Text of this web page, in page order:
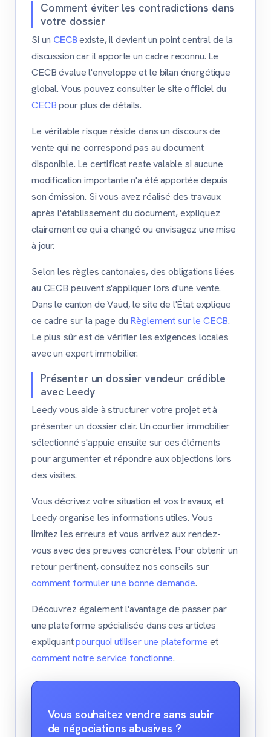
Comment éviter les contradictions dans
votre dossier
Si un CECBexiste, il devient un point central de la
discussion car il apporte un cadre reconnu. Le
CECB évalue l'enveloppe et le bilan énergétique
global. Vous pouvez consulter le site officiel du
CECBpour plus de détails.
Le véritable risque réside dans un discours de
vente qui ne correspond pas au document
disponible. Le certificat reste valable si aucune
modification importante n'a été apportée depuis
son émission. Si vous avez réalisé des travaux
après l'établissement du document, expliquez
clairement ce qui a changé ou envisagez une mise
à jour.
Selon les règles cantonales, des obligations liées
au CECB peuvent s'appliquer lors d'une vente.
Dans le canton de Vaud, le site de l'État explique
ce cadre sur la page du Règlement sur le CECB.
Le plus sûr est de vérifier les exigences locales
avec un expert immobilier.
Présenter un dossier vendeur crédible
avec Leedy
Leedy vous aide à structurer votre projet et à
présenter un dossier clair. Un courtier immobilier
sélectionné s'appuie ensuite sur ces éléments
pour argumenter et répondre aux objections lors
des visites.
Vous décrivez votre situation et vos travaux, et
Leedy organise les informations utiles. Vous
limitez les erreurs et vous arrivez aux rendez-
vous avec des preuves concrètes. Pour obtenir un
retour pertinent, consultez nos conseils sur
comment formuler une bonne demande.
Découvrez également l'avantage de passer par
une plateforme spécialisée dans ces articles
expliquantpourquoi utiliser une plateformeet
comment notre service fonctionne.
Vous souhaitez vendre sans subir
de négociations abusives ?